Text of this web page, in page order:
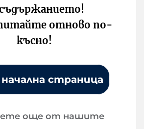
отново по-
късно!
страница
още от нашите